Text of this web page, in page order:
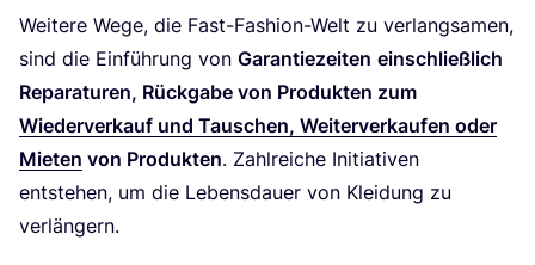
Wei­te­re Wege, die Fast-Fashion-Welt zu ver­lang­sa­men,
sind die Ein­füh­rung von Garan­tie­zei­ten ein­schließ­lich
Repa­ra­tu­ren, Rück­ga­be von Pro­duk­ten zum
Wie­der­ver­kauf und Tau­schen, Wei­ter­ver­kau­fen oder
Mie­ten von Pro­duk­ten. Zahl­rei­che Initia­ti­ven
ent­ste­hen, um die Lebens­dau­er von Klei­dung zu
verlängern.